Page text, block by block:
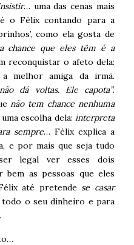
… uma das cenas mais
o Félix contando para a
como ela gosta de
chance que eles têm é a
reconquistar o afeto dela:
melhor amiga da irmã.
dá voltas. Ele capota”.
não tem chance nenhuma
escolha dela:interpreta
sempre… Félix explica a
e por mais que seja tudo
legal ver esses dois
as pessoas que eles
até pretende se casar
todo o seu dinheiro e para